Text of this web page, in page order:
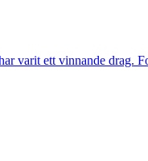
varit ett vinnande drag.